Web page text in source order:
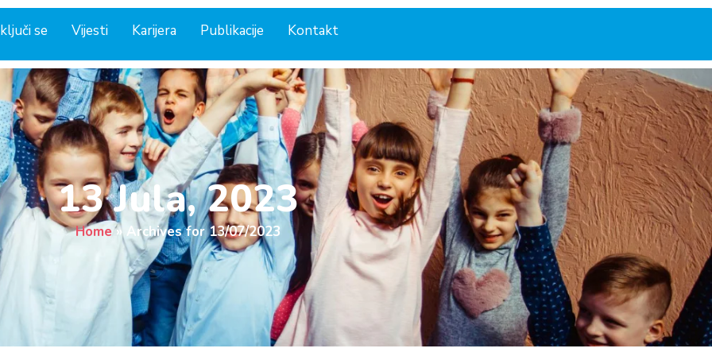
se Vijesti Karijera Publikacije Kontakt
13 Jula, 2023
Home» Archives for 13/07/2023